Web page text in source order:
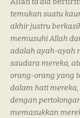
temukan suatu
akhir justru
memusuhi Allah
adalah ayah-ayah
saudara mereka,
orang-orang yang
dalam hati
dengan
memasukkan